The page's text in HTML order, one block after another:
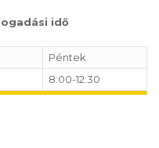
idő
Péntek
8:00-12:30